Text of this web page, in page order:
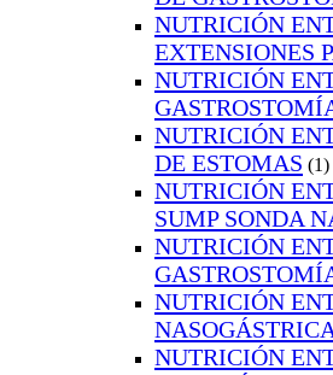
NUTRICIÓN
EXTENSIONES
NUTRICIÓN
NUTRICIÓN
DE ESTOMAS (1)
NUTRICIÓN
SUMP SONDA
NUTRICIÓN
NUTRICIÓN
NUTRICIÓN